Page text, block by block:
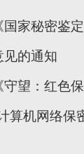
家秘密鉴
见的通知
望：红色保
算机网络保